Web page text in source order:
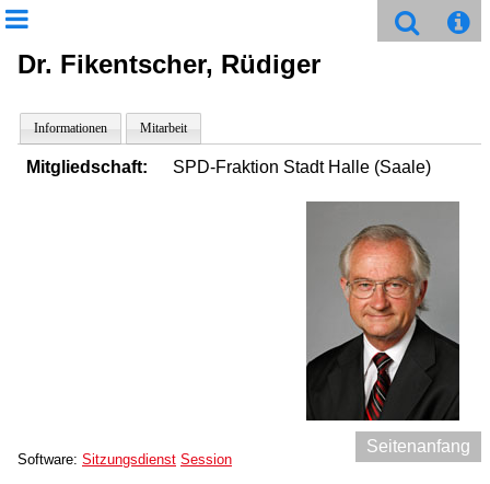
Dr. Fikentscher, Rüdiger
Informationen Mitarbeit
Mitgliedschaft: SPD-Fraktion Stadt Halle (Saale)
Seitenanfang
Software: Sitzungsdienst Session